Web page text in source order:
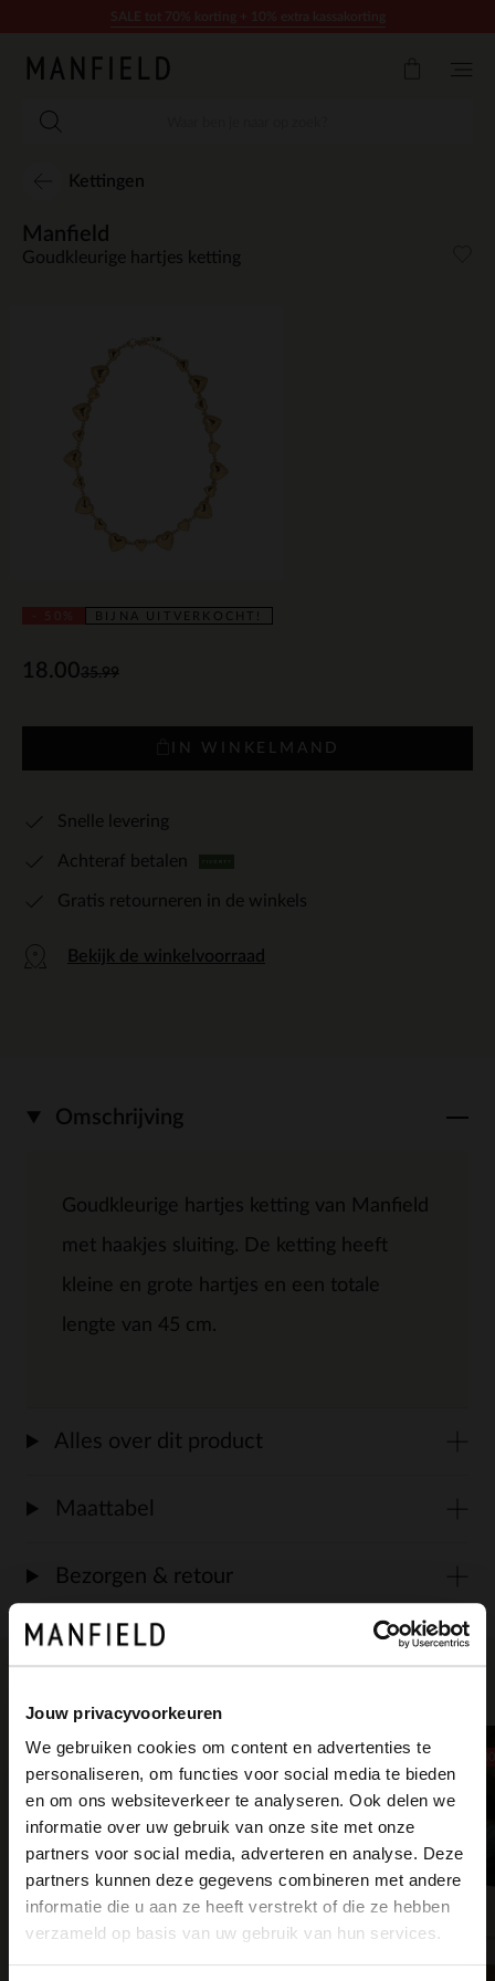
Jouw privacyvoorkeuren
We gebruiken cookies om content en advertenties te
personaliseren, om functies voor social media te bieden
en om ons websiteverkeer te analyseren. Ook delen we
informatie over uw gebruik van onze site met onze
partners voor social media, adverteren en analyse. Deze
partners kunnen deze gegevens combineren met andere
informatie die u aan ze heeft verstrekt of die ze hebben
verzameld op basis van uw gebruik van hun services.
Kettingen
BIJNA UITVERKOCHT!
Manfield
Goudkleurige hartjes ketting
35.99
18.00
IN WINKELMAND
Snelle levering
Achteraf betalen
Gratis retourneren in de winkels
Bekijk de winkelvoorraad
Omschrijving
Goudkleurige hartjes ketting van Manfield
met haakjes sluiting. De ketting heeft
kleine en grote hartjes en een totale
lengte van 45 cm.
Alles over dit product
Maattabel
Bezorgen & retour
×
View this website in English?
It looks like your language isn't Dutch. Would
you like to switch to English?